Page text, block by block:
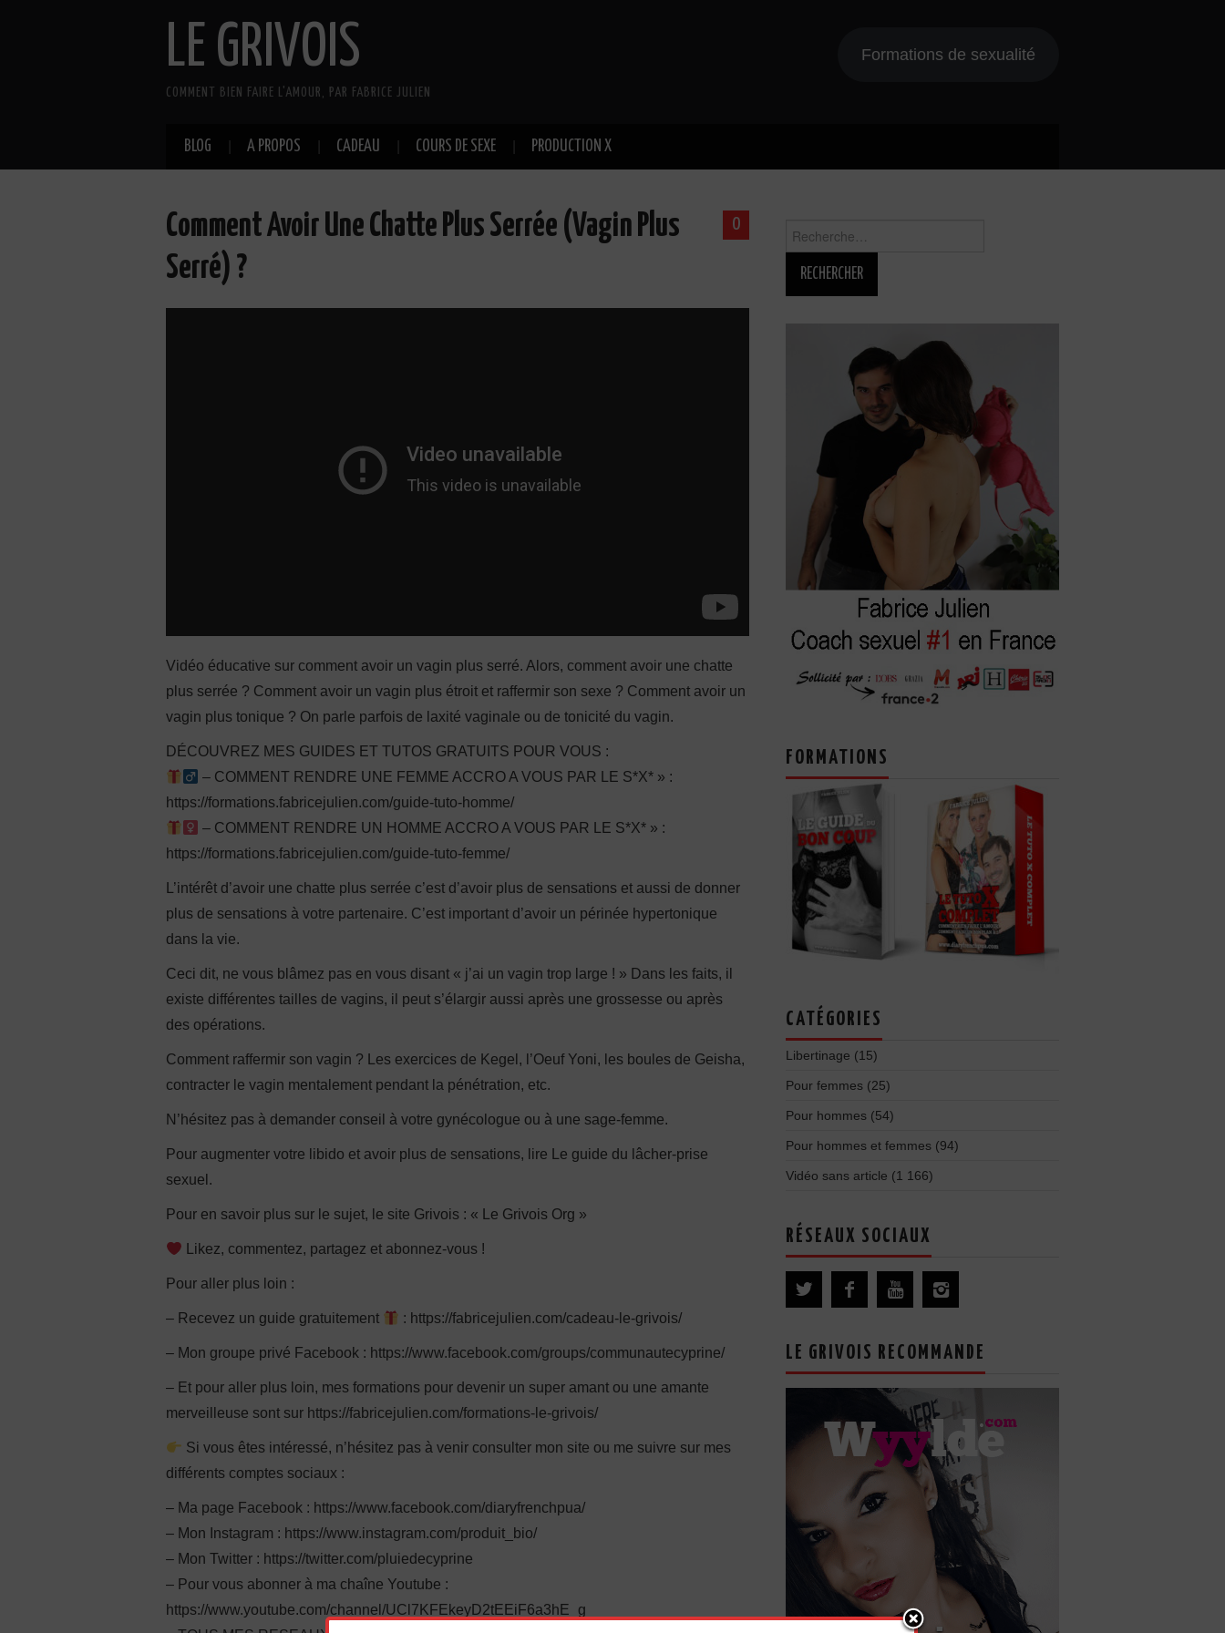
LE GRIVOIS
COMMENT BIEN FAIRE L'AMOUR, PAR FABRICE JULIEN
Formations de sexualité
BLOG A PROPOS CADEAU COURS DE SEXE PRODUCTION X
0
Comment Avoir Une Chatte Plus Serrée (Vagin Plus
Serré) ?
Vidéo éducative sur comment avoir un vagin plus serré. Alors, comment avoir une chatte
plus serrée ? Comment avoir un vagin plus étroit et raffermir son sexe ? Comment avoir un
vagin plus tonique ? On parle parfois de laxité vaginale ou de tonicité du vagin.
DÉCOUVREZ MES GUIDES ET TUTOS GRATUITS POUR VOUS :
– COMMENT RENDRE UNE FEMME ACCRO A VOUS PAR LE S*X* » :
https://formations.fabricejulien.com/guide-tuto-homme/
– COMMENT RENDRE UN HOMME ACCRO A VOUS PAR LE S*X* » :
https://formations.fabricejulien.com/guide-tuto-femme/
L’intérêt d’avoir une chatte plus serrée c’est d’avoir plus de sensations et aussi de donner
plus de sensations à votre partenaire. C’est important d’avoir un périnée hypertonique
dans la vie.
Ceci dit, ne vous blâmez pas en vous disant « j’ai un vagin trop large ! » Dans les faits, il
existe différentes tailles de vagins, il peut s’élargir aussi après une grossesse ou après
des opérations.
Comment raffermir son vagin ? Les exercices de Kegel, l’Oeuf Yoni, les boules de Geisha,
contracter le vagin mentalement pendant la pénétration, etc.
N’hésitez pas à demander conseil à votre gynécologue ou à une sage-femme.
Pour augmenter votre libido et avoir plus de sensations, lire Le guide du lâcher-prise
sexuel.
Pour en savoir plus sur le sujet, le site Grivois : « Le Grivois Org »
Likez, commentez, partagez et abonnez-vous !
Pour aller plus loin :
– Recevez un guide gratuitement : https://fabricejulien.com/cadeau-le-grivois/
– Mon groupe privé Facebook : https://www.facebook.com/groups/communautecyprine/
– Et pour aller plus loin, mes formations pour devenir un super amant ou une amante
merveilleuse sont sur https://fabricejulien.com/formations-le-grivois/
Si vous êtes intéressé, n’hésitez pas à venir consulter mon site ou me suivre sur mes
différents comptes sociaux :
– Ma page Facebook : https://www.facebook.com/diaryfrenchpua/
– Mon Instagram : https://www.instagram.com/produit_bio/
– Mon Twitter : https://twitter.com/pluiedecyprine
– Pour vous abonner à ma chaîne Youtube :
https://www.youtube.com/channel/UCl7KFEkeyD2tEEiF6a3hE_g
FORMATIONS
CATÉGORIES
Libertinage (15)
Pour femmes (25)
Pour hommes (54)
Pour hommes et femmes (94)
Vidéo sans article (1 166)
RÉSEAUX SOCIAUX
LE GRIVOIS RECOMMANDE